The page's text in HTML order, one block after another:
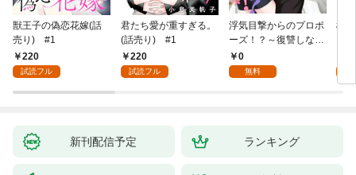
獣王子の偽恋花嫁(話
売り) #1
220
試読フル
君たち愛が重すぎる。
(話売り) #1
220
試読フル
浮気目撃からのプロポ
ーズ！？～復讐しなが
ら幸せになります！～
1
0
無料
桜
新刊配信予定 ランキング